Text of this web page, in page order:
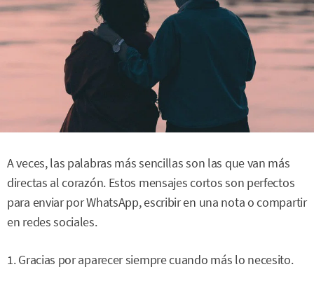
A veces, las palabras más sencillas son las que van más
directas al corazón. Estos mensajes cortos son perfectos
para enviar por WhatsApp, escribir en una nota o compartir
en redes sociales.
1. Gracias por aparecer siempre cuando más lo necesito.